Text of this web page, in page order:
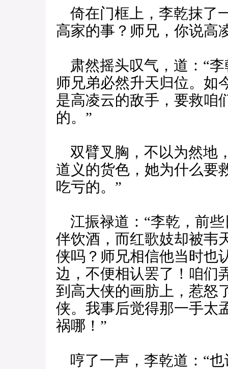
倚在门框上，李乾抹了
高家的事？师兄，你说高
肃然摇头叹气，道：“
师兄弟必然升天归位。如
是高凌云的敌手，要救咱
的。”
双臂叉胸，不以为然地
道义的货色，她为什么要
吃亏的。”
江振禄道：“李乾，前
伴饮酒，而红歌妓却被韦
侠吗？师兄相信他当时也
边，不便相认罢了！咱们
到高大侠的画肪上，惹怒
侠。我事后觉得那一手太
祸哪！”
哼了一声，李乾道：“